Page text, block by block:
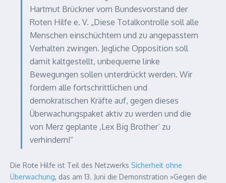
Hartmut Brückner vom Bundesvorstand der
Roten Hilfe e. V. „Diese Totalkontrolle soll alle
Menschen einschüchtern und zu angepasstem
Verhalten zwingen. Jegliche Opposition soll
damit kaltgestellt, unbequeme linke
Bewegungen sollen unterdrückt werden. Wir
fordern alle fortschrittlichen und
demokratischen Kräfte auf, gegen dieses
Überwachungspaket aktiv zu werden und die
von Merz geplante ‚Lex Big Brother‘ zu
verhindern!“
Die Rote Hilfe ist Teil des Netzwerks Sicherheit ohne
Überwachung, das am 13. Juni die Demonstration »Gegen die